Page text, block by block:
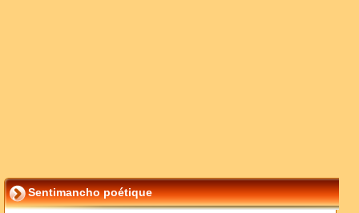
Sentimancho poétique